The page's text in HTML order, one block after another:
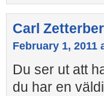
Carl
February 1, 2011
Du ser ut att
du har en